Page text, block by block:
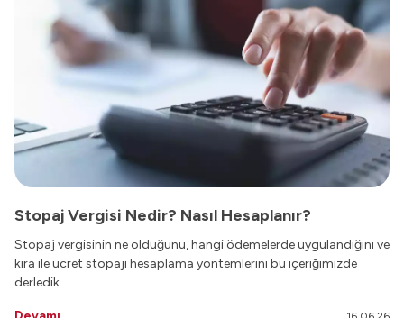
Stopaj Vergisi Nedir? Nasıl Hesaplanır?
Stopaj vergisinin ne olduğunu, hangi ödemelerde uygulandığını ve
kira ile ücret stopajı hesaplama yöntemlerini bu içeriğimizde
derledik.